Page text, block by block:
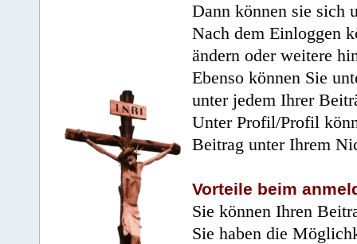
Dann können sie sich
Nach dem Einloggen
ändern oder weitere
Ebenso können Sie
unter jedem Ihrer
Unter Profil/Profil
Beitrag unter Ihrem
Vorteile beim
Sie können Ihren
Sie haben die